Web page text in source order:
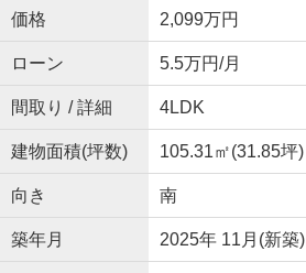
価格 2,099万円
ローン 5.5万円/月
間取り / 詳細 4LDK
建物面積(坪数) 105.31㎡(31.85坪)
向き 南
築年月 2025年 11月(新築)